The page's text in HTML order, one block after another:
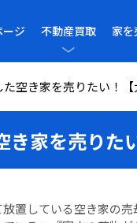
ージ 不動産買取 家を
空き家を売りたい！【
き家を売りた
置している空き家の